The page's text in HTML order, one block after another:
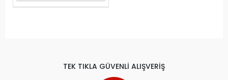
TEK TIKLA GÜVENLİ ALIŞVERİŞ